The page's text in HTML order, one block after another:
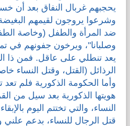
يحجبهم غربال النفاق بعد أن
وشرعوا يروجون لقيمهم البغيضة
ضد المرأة والطفل (وخاصة
وصلبانا"، ويرخون جفونهم في
يعد تنطلي على عاقل. فمن ذا
الرذائل (القتل، وقتل النساء
وأما الحكومة الذكورية فلم
هويتها الذكورية بعد سيل من
النساء، والتي تختتم اليوم
قتل الرجال للنساء، بدعم